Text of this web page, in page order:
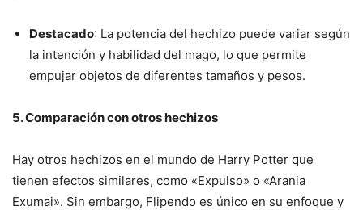
Destacado: La potencia del hechizo puede variar según
la intención y habilidad del mago, lo que permite
empujar objetos de diferentes tamaños y pesos.
5. Comparación con otros hechizos
Hay otros hechizos en el mundo de Harry Potter que
tienen efectos similares, como «Expulso» o «Arania
Exumai». Sin embargo, Flipendo es único en su enfoque y